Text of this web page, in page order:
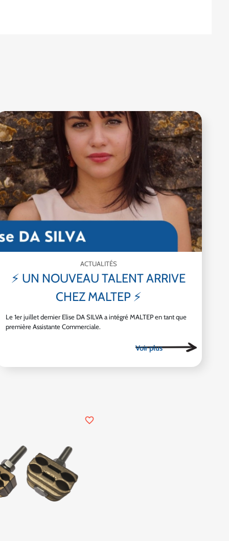
ACTUALITÉS
⚡ UN NOUVEAU TALENT ARRIVE
CHEZ MALTEP ⚡
Le 1er juillet dernier Elise DA SILVA a intégré MALTEP en tant que
première Assistante Commerciale.
favorite_border